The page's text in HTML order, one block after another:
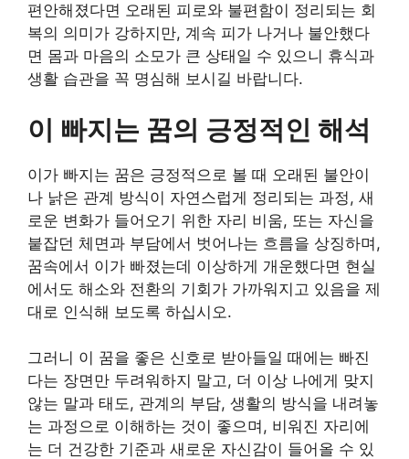
편안해졌다면 오래된 피로와 불편함이 정리되는 회
복의 의미가 강하지만, 계속 피가 나거나 불안했다
면 몸과 마음의 소모가 큰 상태일 수 있으니 휴식과
생활 습관을 꼭 명심해 보시길 바랍니다.
이 빠지는 꿈의 긍정적인 해석
이가 빠지는 꿈은 긍정적으로 볼 때 오래된 불안이
나 낡은 관계 방식이 자연스럽게 정리되는 과정, 새
로운 변화가 들어오기 위한 자리 비움, 또는 자신을
붙잡던 체면과 부담에서 벗어나는 흐름을 상징하며,
꿈속에서 이가 빠졌는데 이상하게 개운했다면 현실
에서도 해소와 전환의 기회가 가까워지고 있음을 제
대로 인식해 보도록 하십시오.
그러니 이 꿈을 좋은 신호로 받아들일 때에는 빠진
다는 장면만 두려워하지 말고, 더 이상 나에게 맞지
않는 말과 태도, 관계의 부담, 생활의 방식을 내려놓
는 과정으로 이해하는 것이 좋으며, 비워진 자리에
는 더 건강한 기준과 새로운 자신감이 들어올 수 있